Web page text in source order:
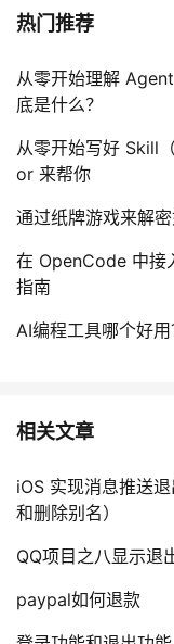
热门推荐
从零开始理解
底是什么？
从零开始写好 Skill
or 来帮你
通过纸牌游戏来解
在 OpenCode 中接
指南
AI编程工具哪个好
相关文章
iOS 实现消息推送
和删除别名）
QQ项目之八显示退
paypal如何退款